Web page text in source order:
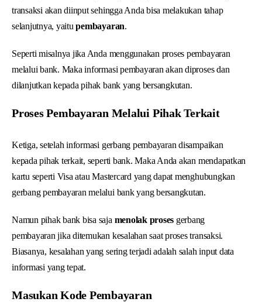
transaksi akan diinput sehingga Anda bisa melakukan tahap
selanjutnya, yaitupembayaran.
Seperti misalnya jika Anda menggunakan proses pembayaran
melalui bank. Maka informasi pembayaran akan diproses dan
dilanjutkan kepada pihak bank yang bersangkutan.
Proses Pembayaran Melalui Pihak Terkait
Ketiga, setelah informasi gerbang pembayaran disampaikan
kepada pihak terkait, seperti bank. Maka Anda akan mendapatkan
kartu seperti Visa atau Mastercard yang dapat menghubungkan
gerbang pembayaran melalui bank yang bersangkutan.
Namun pihak bank bisa saja menolak proses gerbang
pembayaran jika ditemukan kesalahan saat proses transaksi.
Biasanya, kesalahan yang sering terjadi adalah salah input data
informasi yang tepat.
Masukan Kode Pembayaran